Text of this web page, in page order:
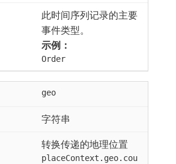
此时间序列记录的主要
事件类型。
示例：
Order
geo
字符串
转换传递的地理位置
placeContext.geo.cou